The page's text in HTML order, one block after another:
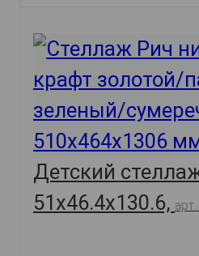
Детский
51х46.4х130.6,